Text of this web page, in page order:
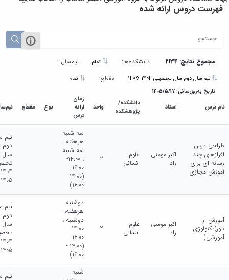
فهرست دروس ارائه شده
مجموع نتایج: 2134 دانشکده‌ها: نیم‌سال:
مقطع: تمام
تاریخ به‌روزرسانی: 1405/5/17
نام درس استاد
دانشکده/
پژوهشکده
واحد
زمان
ارائه
درس
نوع مقطع
طراحی درس
افرازهای چند
رسانه ای برای
آموزش مجازی
اکبر مومنی
راد
علوم
انسانی
2
سه شنبه
هرهفته،
سه شنبه
، 14:00-
16:00
(14:00 -
16:00)
نیم
دوم
سال
1405
آموزش از
دور(تکنولوژی
آموزشی)
اکبر مومنی
راد
علوم
انسانی
2
دوشنبه
هرهفته،
دوشنبه ،
14:00-
16:00
(14:00 -
16:00)
نیم
دوم
سال
1405
شنبه
نیم